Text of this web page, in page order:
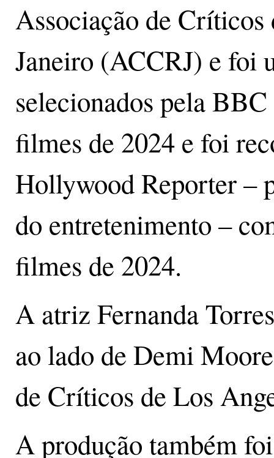
Associação de
Janeiro (ACCRJ) e foi
selecionados pela
filmes de 2024 e foi
Hollywood Reporter –
do entretenimento –
filmes de 2024.
A atriz Fernanda
ao lado de Demi
de Críticos de Los
A produção também foi